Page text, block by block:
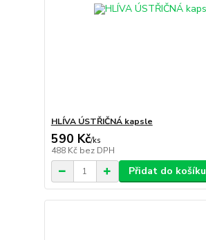
HLÍVA ÚSTŘIČNÁ kapsle
590 Kč/ks
488 Kč bez DPH
Přidat do košíku